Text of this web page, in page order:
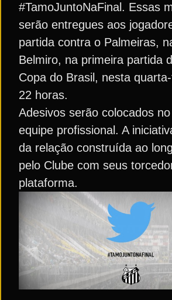
#TamoJuntoNaFinal. Essas
serão entregues aos
partida contra o Palmeiras,
Belmiro, na primeira partida
Copa do Brasil, nesta
22 horas.
Adesivos serão colocados
equipe profissional. A
da relação construída ao
pelo Clube com seus
plataforma.